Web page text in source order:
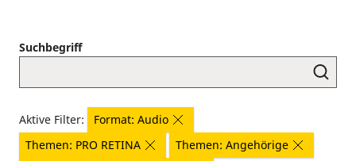
Suchbegriff
Aktive Filter:
Format: Audio
Themen: PRO RETINA
Themen: Angehörige